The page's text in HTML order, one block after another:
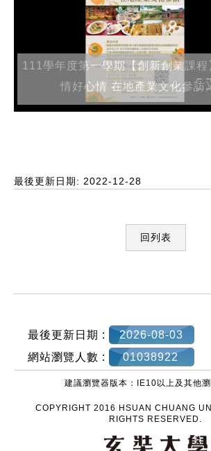
111學年度第一學期【創新創業課程
情好心情 在地產業文化參訪》
最後更新日期: 2022-12-28
回列表
最後更新日期 :
2026-08-03
網站瀏覽人數 :
01038922
建議瀏覽器版本：IE10以上及其他
COPYRIGHT 2016 HSUAN CHUANG
RIGHTS RESERVED.